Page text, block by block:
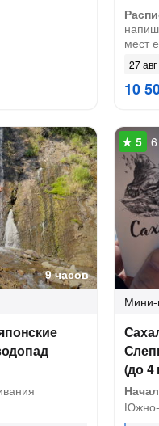
мест
27
10
9 часов
Мини-
(до 4
Южно-